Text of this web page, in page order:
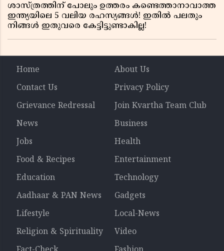
ശാസ്ത്രത്തിന് പോലും ഉത്തരം കണ്ടെത്താനാവാത്ത
ഇന്ത്യയിലെ 5 വലിയ രഹസ്യങ്ങൾ! ഇതിൽ പലതും
നിങ്ങൾ ഇതുവരെ കേട്ടിട്ടുണ്ടാകില്ല!
Home
About Us
Contact Us
Privacy Policy
Grievance Redressal
Join Kvartha Team Club
News
Business
Jobs
Health
Food & Recipes
Entertainment
Education
Technology
Aadhaar & PAN News
Gadgets
Lifestyle
Local-News
Religion & Spirituality
Video